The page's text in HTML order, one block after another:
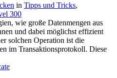
in Tipps und Tricks,
300
wie große Datenmengen aus
und dabei möglichst effizient
solchen Operation ist die
im Transaktionsprotokoll. Diese